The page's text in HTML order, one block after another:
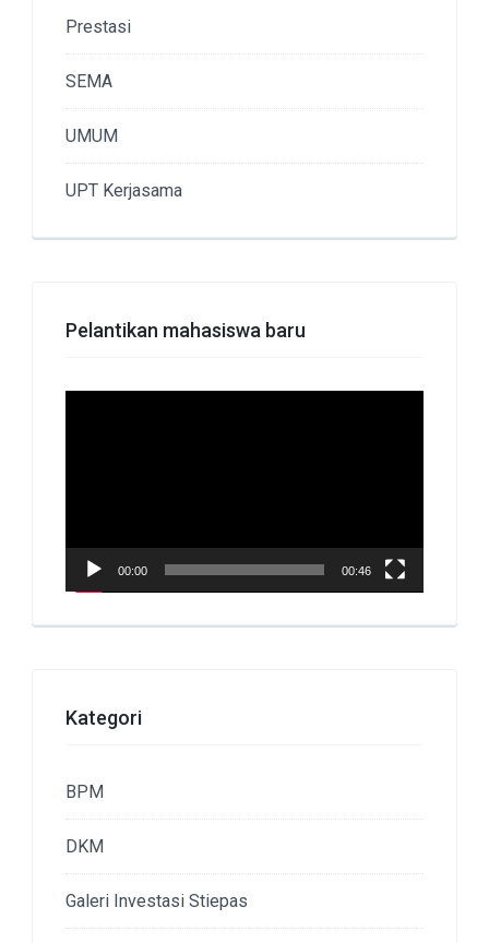
Prestasi
SEMA
UMUM
UPT Kerjasama
Pelantikan mahasiswa baru
00:00 00:46
Kategori
BPM
DKM
Galeri Investasi Stiepas